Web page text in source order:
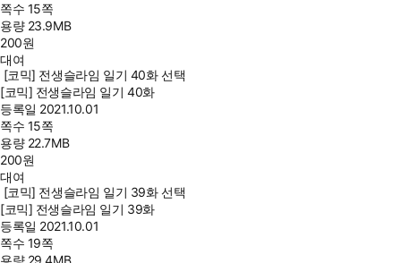
쪽수 15쪽
용량 23.9MB
200원
대여
[코믹] 전생슬라임 일기 40화 선택
[코믹] 전생슬라임 일기 40화
등록일 2021.10.01
쪽수 15쪽
용량 22.7MB
200원
대여
[코믹] 전생슬라임 일기 39화 선택
[코믹] 전생슬라임 일기 39화
등록일 2021.10.01
쪽수 19쪽
용량 29.4MB